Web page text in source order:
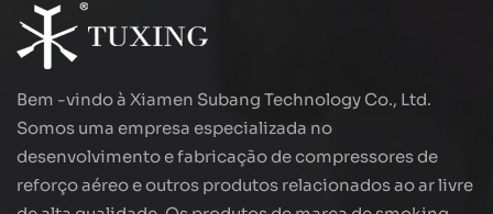
Bem -vindo à Xiamen Subang Technology Co., Ltd.
Somos uma empresa especializada no
desenvolvimento e fabricação de compressores de
reforço aéreo e outros produtos relacionados ao ar livre